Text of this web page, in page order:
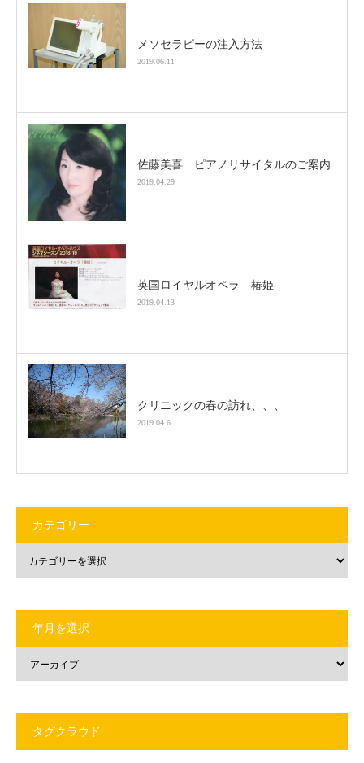
メソセラピーの注入方法
2019.06.11
佐藤美喜 ピアノリサイタルのご案内
2019.04.29
英国ロイヤルオペラ 椿姫
2019.04.13
クリニックの春の訪れ、、、
2019.04.6
カテゴリー
年月を選択
タグクラウド